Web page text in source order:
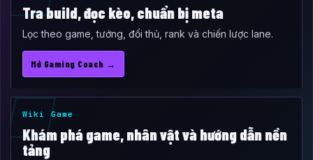
Tra build, đọc kèo, chuẩn bị meta
Lọc theo game, tướng, đối thủ, rank và chiến lược lane.
Mở Gaming Coach →
Wiki Game
Khám phá game, nhân vật và hướng dẫn nền
tảng